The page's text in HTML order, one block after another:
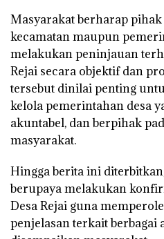
Masyarakat berharap
kecamatan maupun
melakukan peninjauan
Rejai secara objektif dan
tersebut dinilai penting
kelola pemerintahan desa
akuntabel, dan berpihak
masyarakat.
Hingga berita ini
berupaya melakukan
Desa Rejai guna
penjelasan terkait